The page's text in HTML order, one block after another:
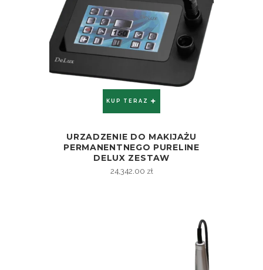
ZOBACZ
KUP TERAZ
URZADZENIE DO MAKIJAŻU
PERMANENTNEGO PURELINE
DELUX ZESTAW
24,342.00 zł